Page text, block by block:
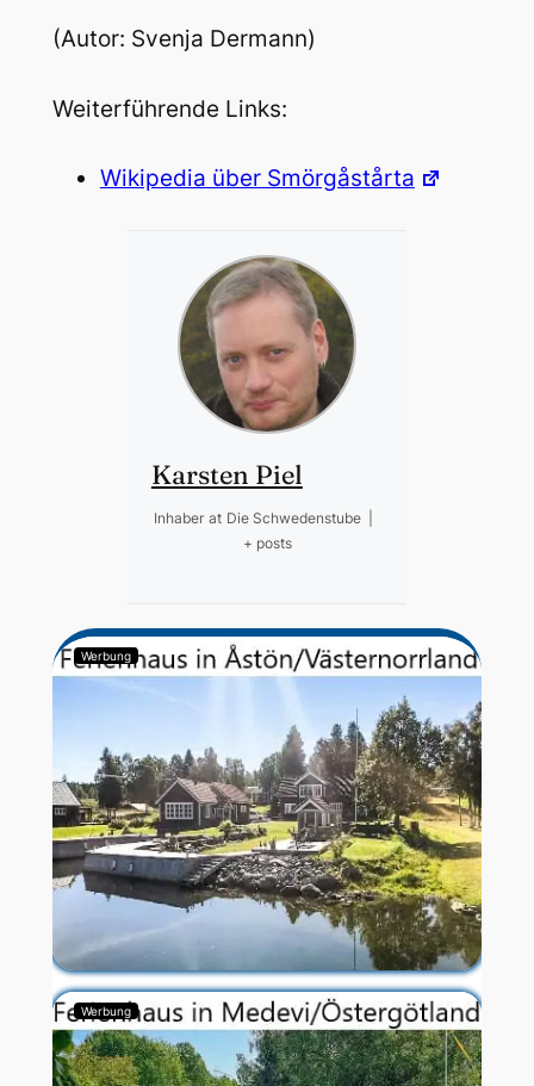
(Autor: Svenja Dermann)
Weiterführende Links:
Wikipedia über Smörgåstårta
Karsten Piel
Inhaber at Die Schwedenstube
+ posts
Werbung
Werbung